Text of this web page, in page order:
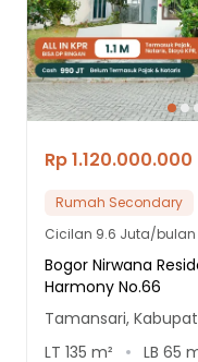
Rp 1.120.000.000
Rumah Secondary
Cicilan 9.6 Juta/bulan
Bogor Nirwana
Harmony No.66
Tamansari,
LT 135 m² LB 65